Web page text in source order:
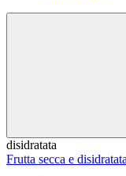
disidratata
Frutta secca e disidratata